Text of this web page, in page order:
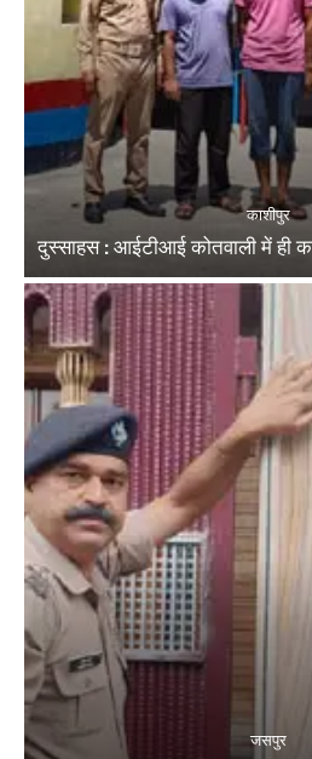
काशीपुर
दुस्साहस : आईटीआई कोतवाली में ही
जसपुर